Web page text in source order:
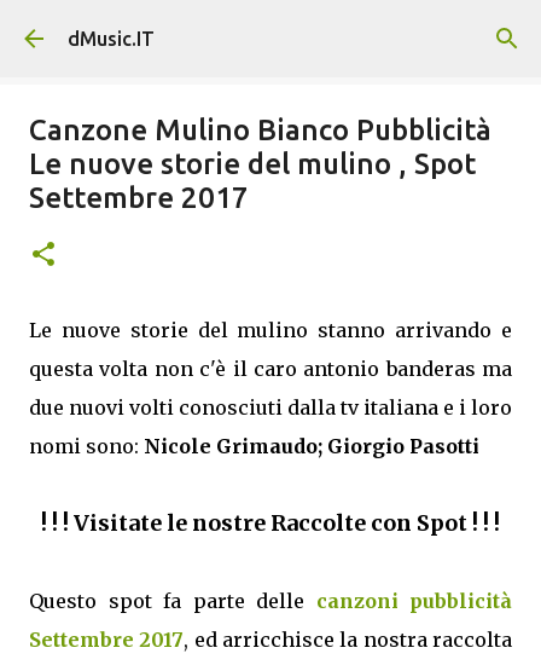
Passa ai contenuti principali
dMusic.IT
Canzone Mulino Bianco Pubblicità
Le nuove storie del mulino , Spot
Settembre 2017
Le nuove storie del mulino stanno arrivando e
questa volta non c'è il caro antonio banderas ma
due nuovi volti conosciuti dalla tv italiana e i loro
nomi sono: Nicole Grimaudo; Giorgio Pasotti
! ! ! Visitate le nostre Raccolte con Spot ! ! !
Questo spot fa parte delle canzoni pubblicità
Settembre 2017, ed arricchisce la nostra raccolta